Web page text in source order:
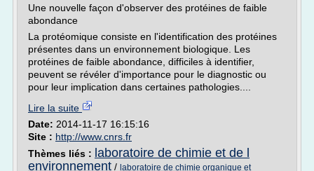
Une nouvelle façon d'observer des protéines de faible
abondance
La protéomique consiste en l'identification des protéines
présentes dans un environnement biologique. Les
protéines de faible abondance, difficiles à identifier,
peuvent se révéler d'importance pour le diagnostic ou
pour leur implication dans certaines pathologies....
Lire la suite
Date: 2014-11-17 16:15:16
Site : http://www.cnrs.fr
Thèmes liés : laboratoire de chimie et de l
environnement / laboratoire de chimie organique et